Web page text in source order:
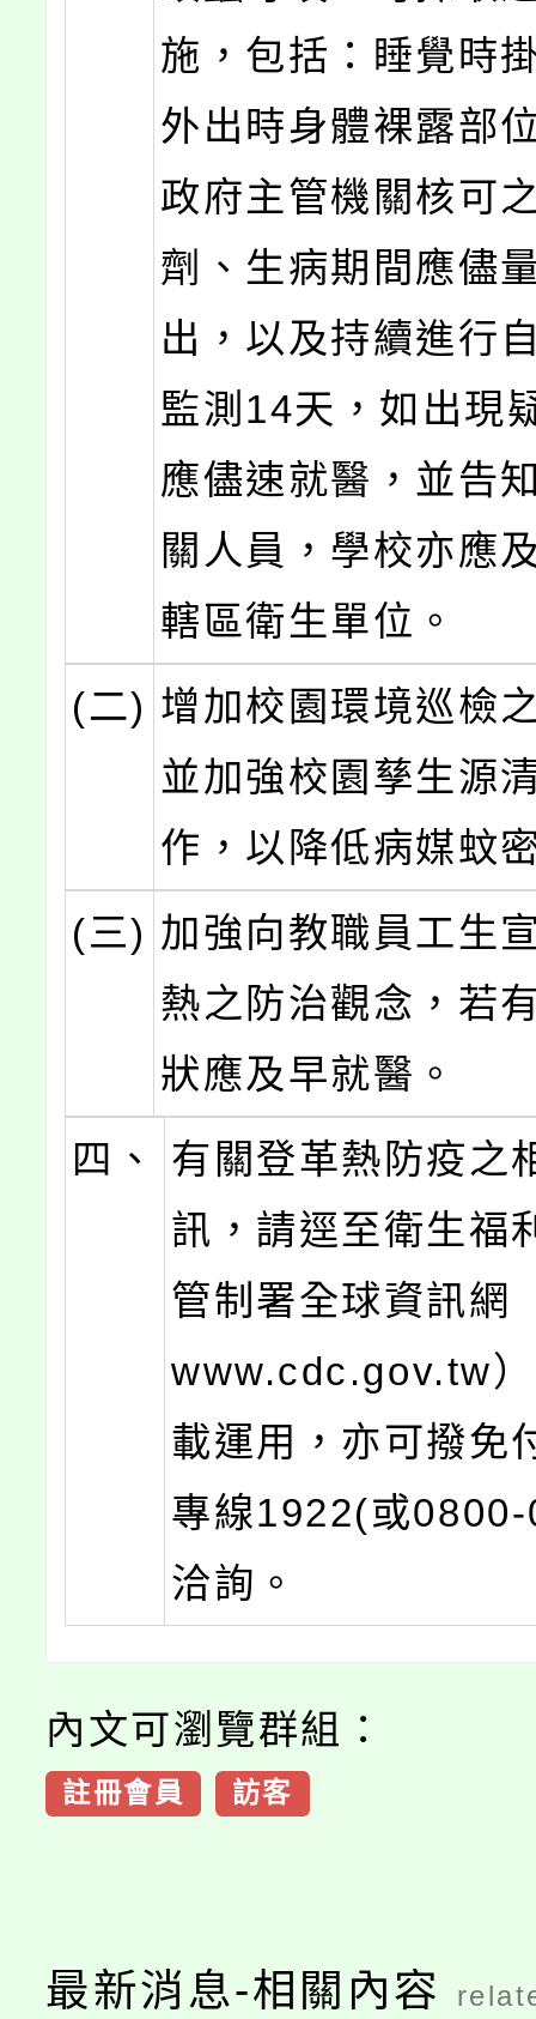
施，包括：睡覺時
外出時身體裸露部
政府主管機關核可
劑、生病期間應儘
出，以及持續進行
監測14天，如出現
應儘速就醫，並告
關人員，學校亦應
轄區衛生單位。
(二) 增加校園環境巡檢
並加強校園孳生源
作，以降低病媒蚊
(三) 加強向教職員工生
熱之防治觀念，若
狀應及早就醫。
四、
有關登革熱防疫之
訊，請逕至衛生福
管制署全球資訊網
www.cdc.gov.tw
載運用，亦可撥免
專線1922(或
洽詢。
內文可瀏覽群組：
註冊會員 訪客
最新消息-相關內容